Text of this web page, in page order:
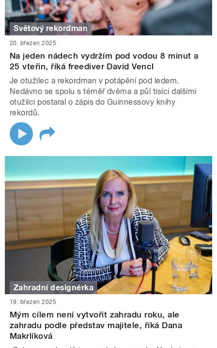
Světový rekordman
20. březen 2025
Na jeden nádech vydržím pod vodou 8 minut a
25 vteřin, říká freediver David Vencl
Je otužilec a rekordman v potápění pod ledem.
Nedávno se spolu s téměř dvěma a půl tisíci dalšími
otužilci postaral o zápis do Guinnessovy knihy
rekordů.
Zahradní designérka
19. březen 2025
Mým cílem není vytvořit zahradu roku, ale
zahradu podle představ majitele, říká Dana
Makrlíková